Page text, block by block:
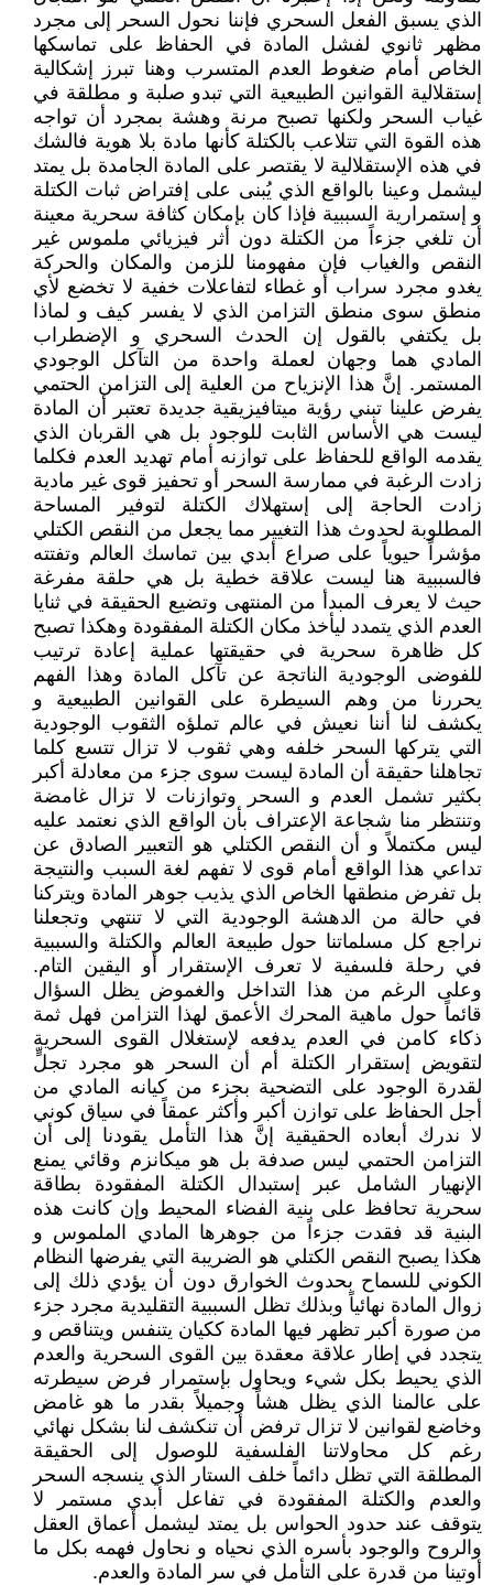
الذي يسبق الفعل السحري فإننا نحول السحر إلى مجرد
مظهر ثانوي لفشل المادة في الحفاظ على تماسكها
الخاص أمام ضغوط العدم المتسرب وهنا تبرز إشكالية
إستقلالية القوانين الطبيعية التي تبدو صلبة و مطلقة في
غياب السحر ولكنها تصبح مرنة وهشة بمجرد أن تواجه
هذه القوة التي تتلاعب بالكتلة كأنها مادة بلا هوية فالشك
في هذه الإستقلالية لا يقتصر على المادة الجامدة بل يمتد
ليشمل وعينا بالواقع الذي يُبنى على إفتراض ثبات الكتلة
و إستمرارية السببية فإذا كان بإمكان كثافة سحرية معينة
أن تلغي جزءاً من الكتلة دون أثر فيزيائي ملموس غير
النقص والغياب فإن مفهومنا للزمن والمكان والحركة
يغدو مجرد سراب أو غطاء لتفاعلات خفية لا تخضع لأي
منطق سوى منطق التزامن الذي لا يفسر كيف و لماذا
بل يكتفي بالقول إن الحدث السحري و الإضطراب
المادي هما وجهان لعملة واحدة من التآكل الوجودي
المستمر. إنَّ هذا الإنزياح من العلية إلى التزامن الحتمي
يفرض علينا تبني رؤية ميتافيزيقية جديدة تعتبر أن المادة
ليست هي الأساس الثابت للوجود بل هي القربان الذي
يقدمه الواقع للحفاظ على توازنه أمام تهديد العدم فكلما
زادت الرغبة في ممارسة السحر أو تحفيز قوى غير مادية
زادت الحاجة إلى إستهلاك الكتلة لتوفير المساحة
المطلوبة لحدوث هذا التغيير مما يجعل من النقص الكتلي
مؤشراً حيوياً على صراع أبدي بين تماسك العالم وتفتته
فالسببية هنا ليست علاقة خطية بل هي حلقة مفرغة
حيث لا يعرف المبدأ من المنتهى وتضيع الحقيقة في ثنايا
العدم الذي يتمدد ليأخذ مكان الكتلة المفقودة وهكذا تصبح
كل ظاهرة سحرية في حقيقتها عملية إعادة ترتيب
للفوضى الوجودية الناتجة عن تآكل المادة وهذا الفهم
يحررنا من وهم السيطرة على القوانين الطبيعية و
يكشف لنا أننا نعيش في عالم تملؤه الثقوب الوجودية
التي يتركها السحر خلفه وهي ثقوب لا تزال تتسع كلما
تجاهلنا حقيقة أن المادة ليست سوى جزء من معادلة أكبر
بكثير تشمل العدم و السحر وتوازنات لا تزال غامضة
وتنتظر منا شجاعة الإعتراف بأن الواقع الذي نعتمد عليه
ليس مكتملاً و أن النقص الكتلي هو التعبير الصادق عن
تداعي هذا الواقع أمام قوى لا تفهم لغة السبب والنتيجة
بل تفرض منطقها الخاص الذي يذيب جوهر المادة ويتركنا
في حالة من الدهشة الوجودية التي لا تنتهي وتجعلنا
نراجع كل مسلماتنا حول طبيعة العالم والكتلة والسببية
في رحلة فلسفية لا تعرف الإستقرار أو اليقين التام.
وعلى الرغم من هذا التداخل والغموض يظل السؤال
قائماً حول ماهية المحرك الأعمق لهذا التزامن فهل ثمة
ذكاء كامن في العدم يدفعه لإستغلال القوى السحرية
لتقويض إستقرار الكتلة أم أن السحر هو مجرد تجلٍّ
لقدرة الوجود على التضحية بجزء من كيانه المادي من
أجل الحفاظ على توازن أكبر وأكثر عمقاً في سياق كوني
لا ندرك أبعاده الحقيقية إنَّ هذا التأمل يقودنا إلى أن
التزامن الحتمي ليس صدفة بل هو ميكانزم وقائي يمنع
الإنهيار الشامل عبر إستبدال الكتلة المفقودة بطاقة
سحرية تحافظ على بنية الفضاء المحيط وإن كانت هذه
البنية قد فقدت جزءاً من جوهرها المادي الملموس و
هكذا يصبح النقص الكتلي هو الضريبة التي يفرضها النظام
الكوني للسماح بحدوث الخوارق دون أن يؤدي ذلك إلى
زوال المادة نهائياً وبذلك تظل السببية التقليدية مجرد جزء
من صورة أكبر تظهر فيها المادة ككيان يتنفس ويتناقص و
يتجدد في إطار علاقة معقدة بين القوى السحرية والعدم
الذي يحيط بكل شيء ويحاول بإستمرار فرض سيطرته
على عالمنا الذي يظل هشاً وجميلاً بقدر ما هو غامض
وخاضع لقوانين لا تزال ترفض أن تنكشف لنا بشكل نهائي
رغم كل محاولاتنا الفلسفية للوصول إلى الحقيقة
المطلقة التي تظل دائماً خلف الستار الذي ينسجه السحر
والعدم والكتلة المفقودة في تفاعل أبدي مستمر لا
يتوقف عند حدود الحواس بل يمتد ليشمل أعماق العقل
والروح والوجود بأسره الذي نحياه و نحاول فهمه بكل ما
أوتينا من قدرة على التأمل في سر المادة والعدم.